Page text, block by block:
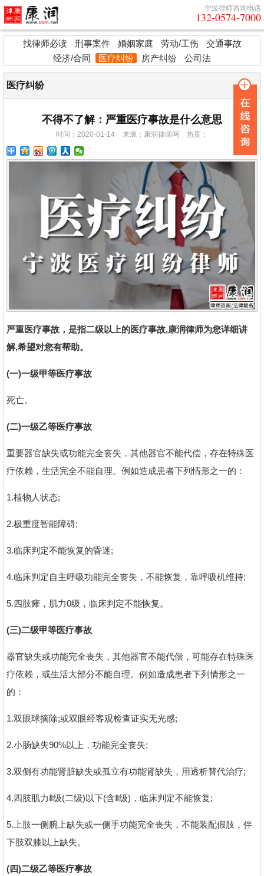
宁波律师咨询电话
132-0574-7000
找律师必读 刑事案件 婚姻家庭 劳动/工伤
交通事故
经济/合同
医疗纠纷 房产纠纷 公司法
医疗纠纷
不得不了解：严重医疗事故是什么意思
时间：2020-01-14 来源： 康润律师网 热度：
严重医疗事故，是指二级以上的医疗事故,康润律师为您详细讲
解,希望对您有帮助。
(一)一级甲等医疗事故
死亡。
(二)一级乙等医疗事故
重要器官缺失或功能完全丧失，其他器官不能代偿，存在特殊医
疗依赖，生活完全不能自理。例如造成患者下列情形之一的：
1.植物人状态;
2.极重度智能障碍;
3.临床判定不能恢复的昏迷;
4.临床判定自主呼吸功能完全丧失，不能恢复，靠呼吸机维持;
5.四肢瘫，肌力0级，临床判定不能恢复。
(三)二级甲等医疗事故
器官缺失或功能完全丧失，其他器官不能代偿，可能存在特殊医
疗依赖，或生活大部分不能自理。例如造成患者下列情形之一
的：
1.双眼球摘除;或双眼经客观检查证实无光感;
2.小肠缺失90%以上，功能完全丧失;
3.双侧有功能肾脏缺失或孤立有功能肾缺失，用透析替代治疗;
4.四肢肌力Ⅱ级(二级)以下(含Ⅱ级)，临床判定不能恢复;
5.上肢一侧腕上缺失或一侧手功能完全丧失，不能装配假肢，伴
下肢双膝以上缺失。
(四)二级乙等医疗事故